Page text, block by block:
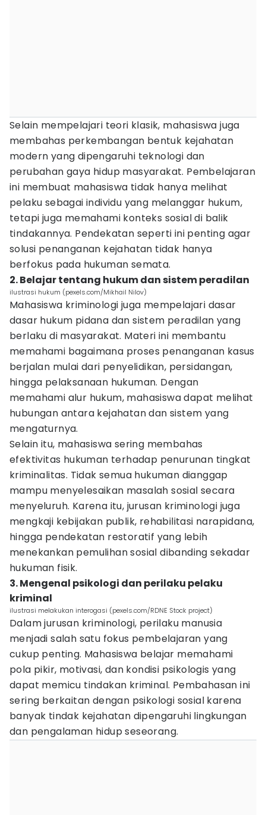
Selain mempelajari teori klasik, mahasiswa juga
membahas perkembangan bentuk kejahatan
modern yang dipengaruhi teknologi dan
perubahan gaya hidup masyarakat. Pembelajaran
ini membuat mahasiswa tidak hanya melihat
pelaku sebagai individu yang melanggar hukum,
tetapi juga memahami konteks sosial di balik
tindakannya. Pendekatan seperti ini penting agar
solusi penanganan kejahatan tidak hanya
berfokus pada hukuman semata.
2. Belajar tentang hukum dan sistem peradilan
ilustrasi hukum (pexels.com/Mikhail Nilov)
Mahasiswa kriminologi juga mempelajari dasar
dasar hukum pidana dan sistem peradilan yang
berlaku di masyarakat. Materi ini membantu
memahami bagaimana proses penanganan kasus
berjalan mulai dari penyelidikan, persidangan,
hingga pelaksanaan hukuman. Dengan
memahami alur hukum, mahasiswa dapat melihat
hubungan antara kejahatan dan sistem yang
mengaturnya.
Selain itu, mahasiswa sering membahas
efektivitas hukuman terhadap penurunan tingkat
kriminalitas. Tidak semua hukuman dianggap
mampu menyelesaikan masalah sosial secara
menyeluruh. Karena itu, jurusan kriminologi juga
mengkaji kebijakan publik, rehabilitasi narapidana,
hingga pendekatan restoratif yang lebih
menekankan pemulihan sosial dibanding sekadar
hukuman fisik.
3. Mengenal psikologi dan perilaku pelaku
kriminal
ilustrasi melakukan interogasi (pexels.com/RDNE Stock project)
Dalam jurusan kriminologi, perilaku manusia
menjadi salah satu fokus pembelajaran yang
cukup penting. Mahasiswa belajar memahami
pola pikir, motivasi, dan kondisi psikologis yang
dapat memicu tindakan kriminal. Pembahasan ini
sering berkaitan dengan psikologi sosial karena
banyak tindak kejahatan dipengaruhi lingkungan
dan pengalaman hidup seseorang.